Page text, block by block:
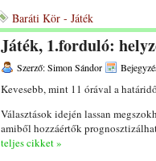
Baráti Kör - Játék
Játék, 1.forduló:
Szerző: Simon Sándor
Kevesebb, mint 11 órával a
Választások idején lassan
amiből hozzáértők
teljes cikket »